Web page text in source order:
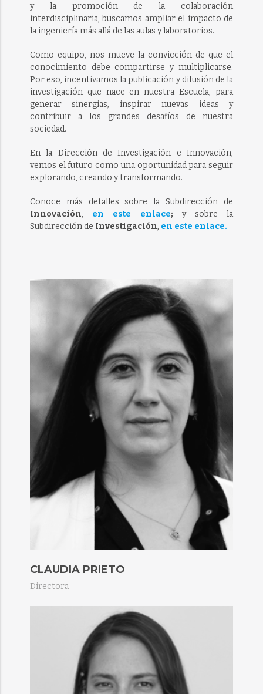
y la promoción de la colaboración
interdisciplinaria, buscamos ampliar el impacto de
la ingeniería más allá de las aulas y laboratorios.
Como equipo, nos mueve la convicción de que el
conocimiento debe compartirse y multiplicarse.
Por eso, incentivamos la publicación y difusión de la
investigación que nace en nuestra Escuela, para
generar sinergias, inspirar nuevas ideas y
contribuir a los grandes desafíos de nuestra
sociedad.
En la Dirección de Investigación e Innovación,
vemos el futuro como una oportunidad para seguir
explorando, creando y transformando.
Conoce más detalles sobre la Subdirección de
Innovación, en este enlace; y sobre la
Subdirección de Investigación, en este enlace.
CLAUDIA PRIETO
Directora